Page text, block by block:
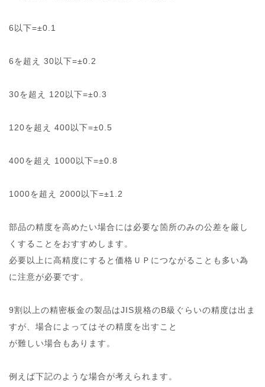
6以下=±0.1
6を超え 30以下=±0.2
30を超え 120以下=±0.3
120を超え 400以下=±0.5
400を超え 1000以下=±0.8
1000を超え 2000以下=±1.2
部品の精度を高めたい場合には必要な箇所のみの公差を厳し
くすることをおすすめします。
必要以上に高精度にすると価格ＵＰにつながることも多い為
に注意が必要です。
9割以上の精密板金の製品はJIS規格のB級ぐらいの精度は出ま
すが、場合によってはその精度を出すこと
が難しい場合もあります。
例えば下記のような場合が考えられます。